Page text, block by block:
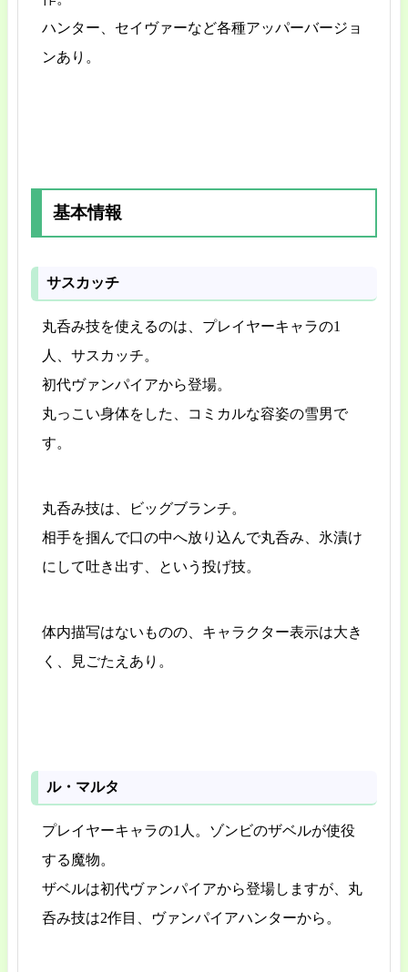
ハンター、セイヴァーなど各種アッパーバージョ
ンあり。
基本情報
サスカッチ
丸呑み技を使えるのは、プレイヤーキャラの1
人、サスカッチ。
初代ヴァンパイアから登場。
丸っこい身体をした、コミカルな容姿の雪男で
す。
丸呑み技は、ビッグブランチ。
相手を掴んで口の中へ放り込んで丸呑み、氷漬け
にして吐き出す、という投げ技。
体内描写はないものの、キャラクター表示は大き
く、見ごたえあり。
ル・マルタ
プレイヤーキャラの1人。ゾンビのザベルが使役
する魔物。
ザベルは初代ヴァンパイアから登場しますが、丸
呑み技は2作目、ヴァンパイアハンターから。